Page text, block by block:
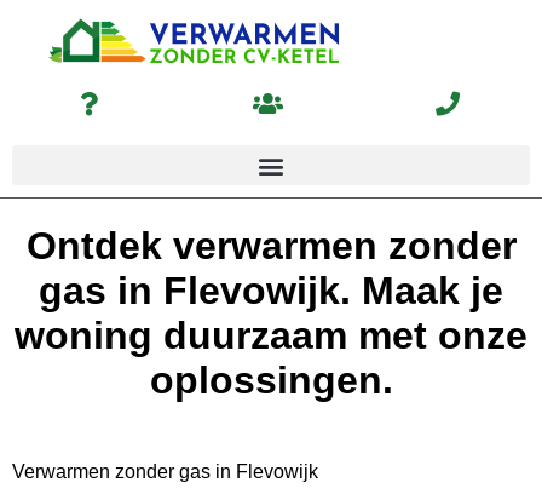
Ontdek verwarmen zonder
gas in Flevowijk. Maak je
woning duurzaam met onze
oplossingen.
Verwarmen zonder gas in Flevowijk